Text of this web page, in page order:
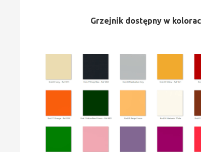
Grzejnik dostępny w